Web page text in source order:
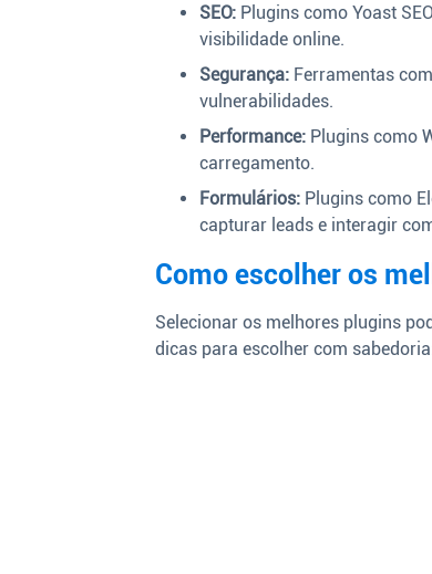
SEO: Plugins como Yoast
visibilidade online.
Segurança: Ferramentas
vulnerabilidades.
Performance: Plugins como
carregamento.
Formulários: Plugins como
capturar leads e interagir
Como escolher os
Selecionar os melhores plugins
dicas para escolher com